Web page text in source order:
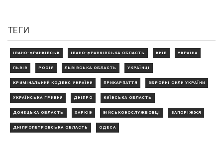
ТЕГИ
ІВАНО-ФРАНКІВСЬК ІВАНО-ФРАНКІВСЬКА ОБЛАСТЬ КИЇВ УКРАЇНА
ЛЬВІВ РОСІЯ ЛЬВІВСЬКА ОБЛАСТЬ УКРАЇНЦІ
КРИМІНАЛЬНИЙ КОДЕКС УКРАЇНИ ПРИКАРПАТТЯ ЗБРОЙНІ СИЛИ УКРАЇНИ
УКРАЇНСЬКА ГРИВНЯ ДНІПРО КИЇВСЬКА ОБЛАСТЬ
ДОНЕЦЬКА ОБЛАСТЬ ХАРКІВ ВІЙСЬКОВОСЛУЖБОВЦІ ЗАПОРІЖЖЯ
ДНІПРОПЕТРОВСЬКА ОБЛАСТЬ ОДЕСА